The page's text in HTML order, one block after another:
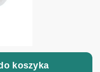
koszyka